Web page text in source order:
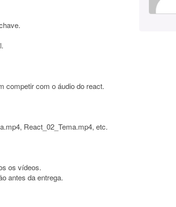
competir com o áudio do react.
React_02_Tema.mp4, etc.
os vídeos.
antes da entrega.